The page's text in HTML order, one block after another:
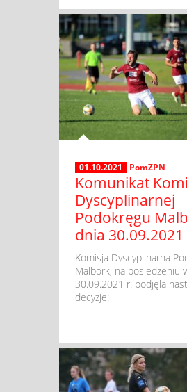
01.10.2021 PomZPN
Komunikat
Dyscyplinarnej
Podokręgu
dnia 30.09.2021
Komisja Dyscyplinarna
Malbork, na posiedzeniu
30.09.2021 r. podjęła
decyzje: